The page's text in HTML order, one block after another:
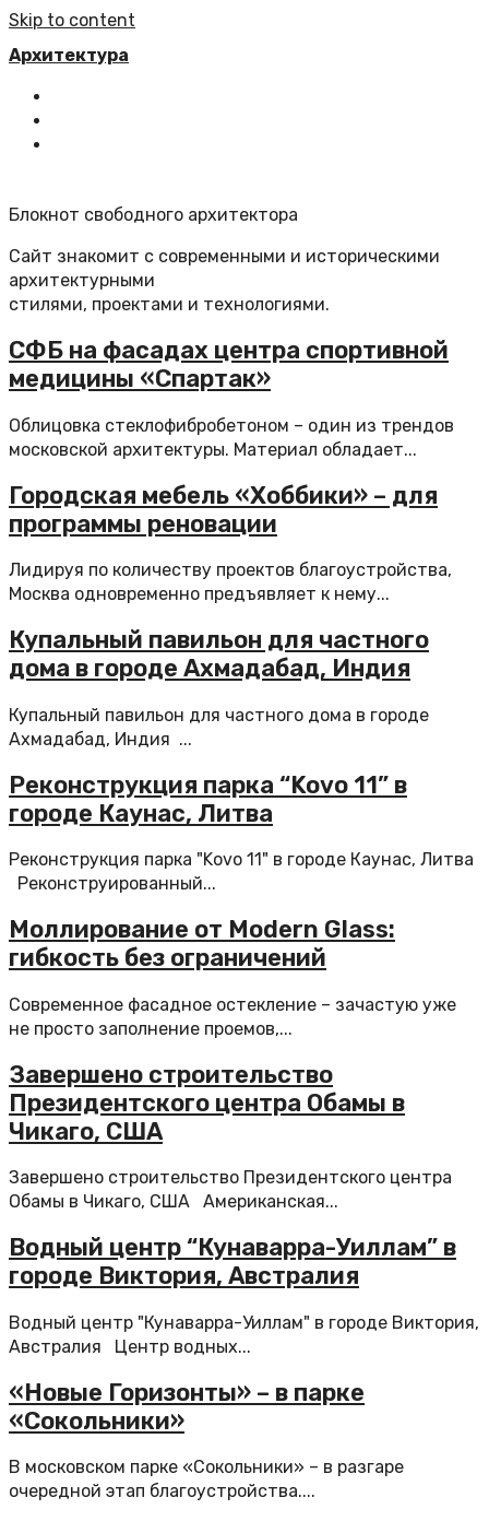
Skip to content
Архитектура
Блокнот свободного архитектора
Сайт знакомит с современными и историческими
архитектурными
стилями, проектами и технологиями.
СФБ на фасадах центра спортивной
медицины «Спартак»
Облицовка стеклофибробетоном – один из трендов
московской архитектуры. Материал обладает...
Городская мебель «Хоббики» – для
программы реновации
Лидируя по количеству проектов благоустройства,
Москва одновременно предъявляет к нему...
Купальный павильон для частного
дома в городе Ахмадабад, Индия
Купальный павильон для частного дома в городе
Ахмадабад, Индия ...
Реконструкция парка “Kovo 11” в
городе Каунас, Литва
Реконструкция парка "Kovo 11" в городе Каунас, Литва
Реконструированный...
Моллирование от Modern Glass:
гибкость без ограничений
Современное фасадное остекление – зачастую уже
не просто заполнение проемов,...
Завершено строительство
Президентского центра Обамы в
Чикаго, США
Завершено строительство Президентского центра
Обамы в Чикаго, США Американская...
Водный центр “Кунаварра-Уиллам” в
городе Виктория, Австралия
Водный центр "Кунаварра-Уиллам" в городе Виктория,
Австралия Центр водных...
«Новые Горизонты» – в парке
«Сокольники»
В московском парке «Сокольники» – в разгаре
очередной этап благоустройства....